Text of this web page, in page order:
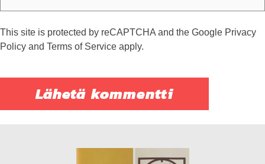
This site is protected by reCAPTCHA and the Google Privacy
Policy and Terms of Service apply.